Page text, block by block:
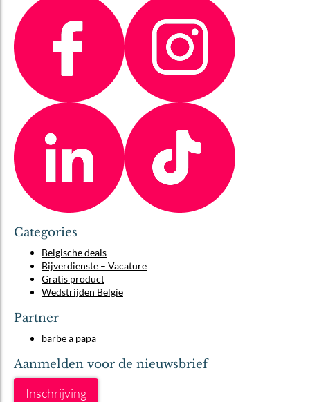
Categories
Belgische deals
Bijverdienste – Vacature
Gratis product
Wedstrijden België
Partner
barbe a papa
Aanmelden voor de nieuwsbrief
Inschrijving